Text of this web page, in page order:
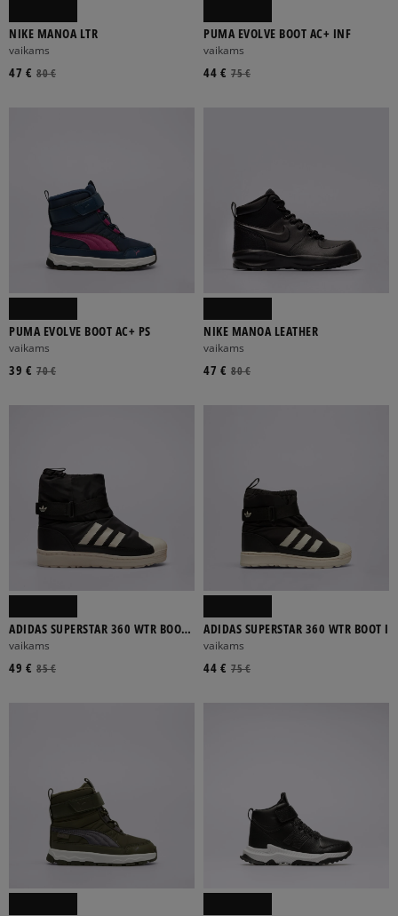
NIKE MANOA LTR
vaikams
80 €
47 €
PUMA EVOLVE BOOT AC+ INF
vaikams
75 €
44 €
PUMA EVOLVE BOOT AC+ PS
vaikams
70 €
39 €
NIKE MANOA LEATHER
vaikams
80 €
47 €
ADIDAS SUPERSTAR 360 WTR BOOT
C
vaikams
85 €
49 €
ADIDAS SUPERSTAR 360 WTR BOOT I
vaikams
75 €
44 €